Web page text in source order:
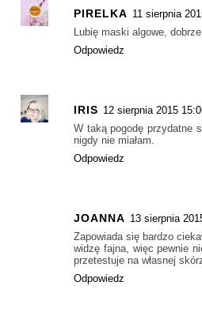
PIRELKA 11 sierpnia
Lubię maski algowe,
Odpowiedz
IRIS 12 sierpnia 2015
W taką pogodę przydatne
nigdy nie miałam.
Odpowiedz
JOANNA 13 sierpnia
Zapowiada się bardzo
widzę fajna, więc pewnie
przetestuje na własnej
Odpowiedz